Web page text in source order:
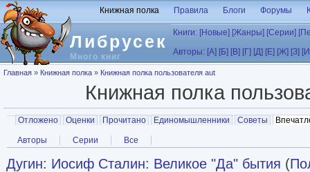
Перейти к основному содержанию
Либрусек
Много книг
Книжная полка Правила Блоги Форумы
Книги: [Новые] [Жанры] [Серии]
Авторы: [А] [Б] [В] [Г] [Д] [Е] [Ж] [З]
Вы здесь
Главная » Книжная полка » Книжная полка пользователя aut
Книжная полка
Главные вкладки
Отложено Оценки Прочитано Единомышленники Советы
Вторичные вкладки
Авторы Серии Все
Дугин: Иосиф Сталин: Великое "Да" бытия (